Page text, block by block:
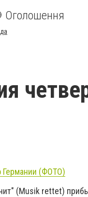
Оголошення
Германии (ФОТО)
(Musik rettet)